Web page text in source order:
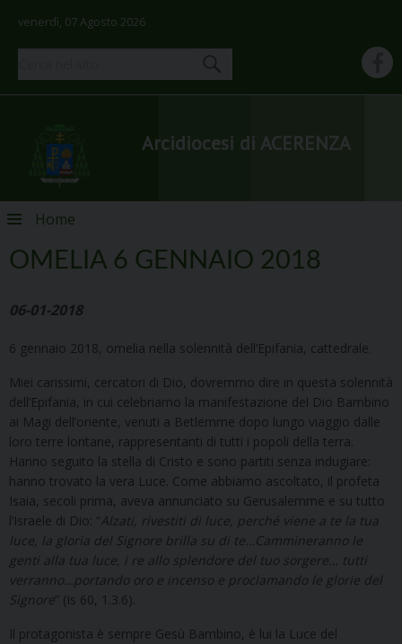
venerdì, 07 Agosto 2026
Arcidiocesi di ACERENZA
Skip
content
Home
OMELIA 6 GENNAIO 2018
06-01-2018
6 gennaio 2018, omelia nella solennità dell’Epifania, cattedrale.
Miei carissimi, cercatori di Dio, dovremmo dire in questa solennità
dell’Epifania, in cui celebriamo la manifestazione del Dio Bambino
ai Magi dell’oriente, venuti a Betlemme dopo lungo viaggio dalle
loro terre lontane, rappresentanti di tutti i popoli della terra.
Hanno seguito la stella di Cristo e sono partiti senza indugiare:
hanno trovato la vera Luce. Come abbiamo ascoltato, il profeta
Isaia, secoli prima, aveva annunciato su Gerusalemme e su tutto
l’Israele di Dio: “Alzati, rivestiti di luce, perché viene a te la tua
luce, la gloria del Signore brilla su di te…Cammineranno le
genti alla tua luce, i re allo splendore del tuo sorgere… tutti
verranno…portando oro e incenso e proclamando le glorie del
Signore” (Is 60, 1.3.6).
Il protagonista è sempre Gesù Bambino, è lui la Luce del